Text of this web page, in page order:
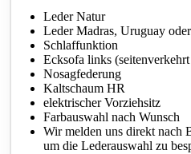
Leder Natur
Leder Madras, Uruguay
Schlaffunktion
Ecksofa links
Nosagfederung
Kaltschaum HR
elektrischer Vorziehsitz
Farbauswahl nach Wunsch
Wir melden uns direkt nach
um die Lederauswahl zu